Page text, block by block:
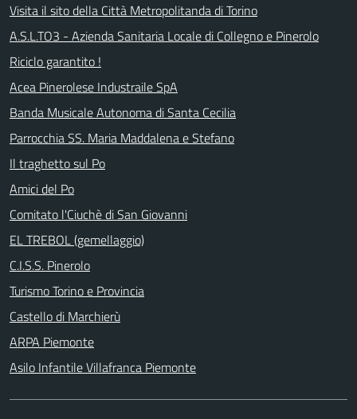
Visita il sito della Città Metropolitanda di Torino
A.S.L.TO3 - Azienda Sanitaria Locale di Collegno e Pinerolo
Riciclo garantito !
Acea Pinerolese Industraile SpA
Banda Musicale Autonoma di Santa Cecilia
Parrocchia SS. Maria Maddalena e Stefano
Il traghetto sul Po
Amici del Po
Comitato l'Ciuchè di San Giovanni
EL TREBOL (gemellaggio)
C.I.S.S. Pinerolo
Turismo Torino e Provincia
Castello di Marchierù
ARPA Piemonte
Asilo Infantile Villafranca Piemonte